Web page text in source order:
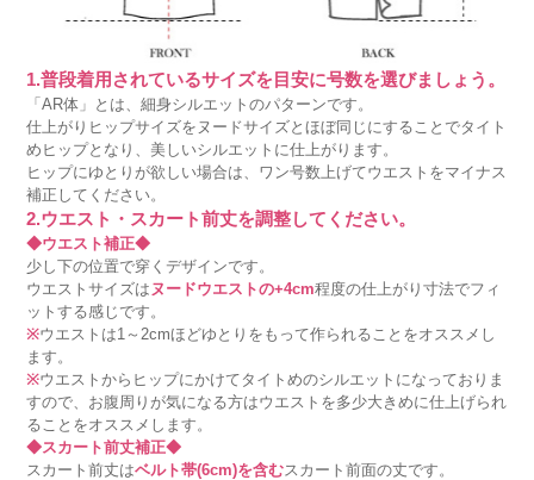
1.普段着用されているサイズを目安に号数を選びましょう。
「AR体」とは、細身シルエットのパターンです。
仕上がりヒップサイズをヌードサイズとほぼ同じにすることでタイト
めヒップとなり、美しいシルエットに仕上がります。
ヒップにゆとりが欲しい場合は、ワン号数上げてウエストをマイナス
補正してください。
2.ウエスト・スカート前丈を調整してください。
◆ウエスト補正◆
少し下の位置で穿くデザインです。
ウエストサイズは ヌードウエストの+4cm程度の仕上がり寸法でフィ
ットする感じです。
※ウエストは1～2cmほどゆとりをもって作られることをオススメし
ます。
※ウエストからヒップにかけてタイトめのシルエットになっておりま
すので、お腹周りが気になる方はウエストを多少大きめに仕上げられ
ることをオススメします。
◆スカート前丈補正◆
スカート前丈はベルト帯(6cm)を含むスカート前面の丈です。